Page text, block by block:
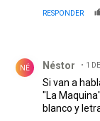
RESPONDER
NÉ Néstor 1
Si van a
"La
blanco y